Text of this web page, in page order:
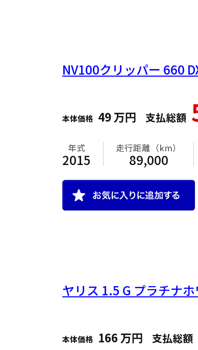
NV100クリッパー 660
本体価格 49万円 支払総額
年式
2015
走行距離（km）
89,000
ヤリス 1.5 G プラチナ
本体価格 166 万円 支払総額